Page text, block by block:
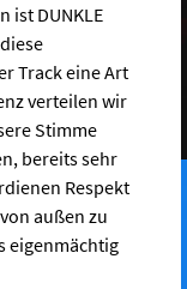
ist DUNKLE
Track eine Art
verteilen wir
Stimme
bereits sehr
Respekt
außen zu
eigenmächtig